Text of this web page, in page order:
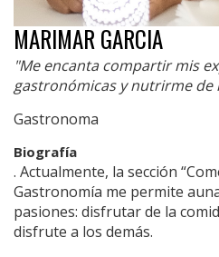
MARIMAR GARCIA
"Me encanta compartir mis
gastronómicas y nutrirme de
Gastronoma
Biografía
. Actualmente, la sección
Gastronomía me permite
pasiones: disfrutar de la
disfrute a los demás.